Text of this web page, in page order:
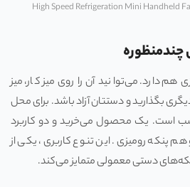
دارد. می‌توانید آن را روی میز کار، میز
بگذارید و دستتان آزاد باشد. برای محل
است. یک محصول می‌خرید و دو کاربرد
پنکه رومیزی. این تنوع کاربری، یکی از
دستی معمولی متمایز می‌کند.